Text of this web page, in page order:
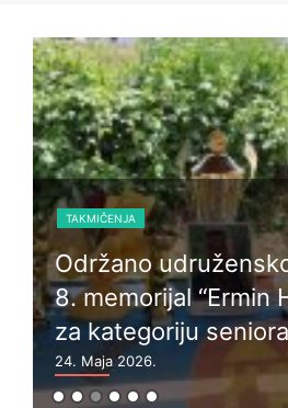
TAKMIČENJA
Održano
8. memorijal “Ermin
za kategoriju
24. Maja 2026.